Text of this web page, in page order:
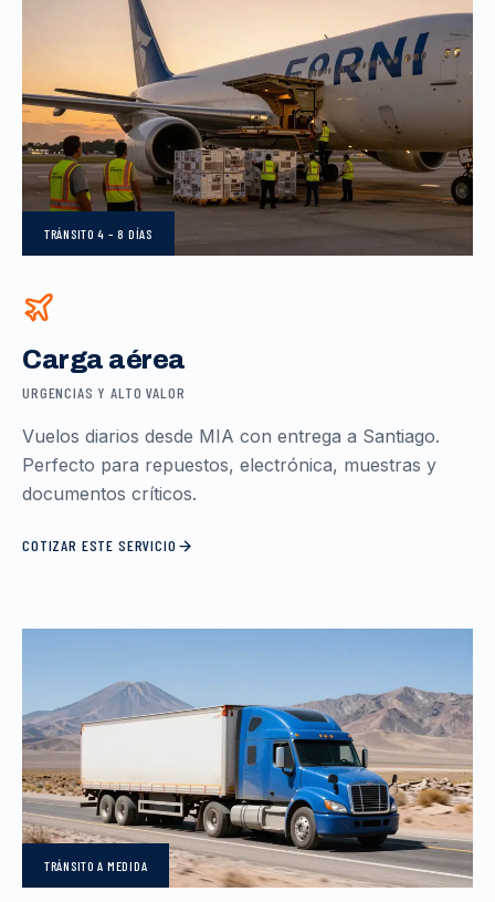
TRÁNSITO4 – 8 DÍAS
Carga aérea
URGENCIAS Y ALTO VALOR
Vuelos diarios desde MIA con entrega a Santiago.
Perfecto para repuestos, electrónica, muestras y
documentos críticos.
COTIZAR ESTE SERVICIO
TRÁNSITOA MEDIDA